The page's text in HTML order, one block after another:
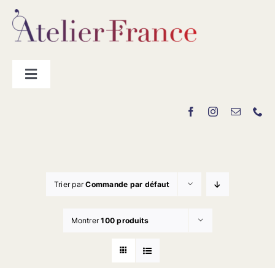
Passer
contenu
Toggle
Trier parCommande par défaut
Montrer100 produits